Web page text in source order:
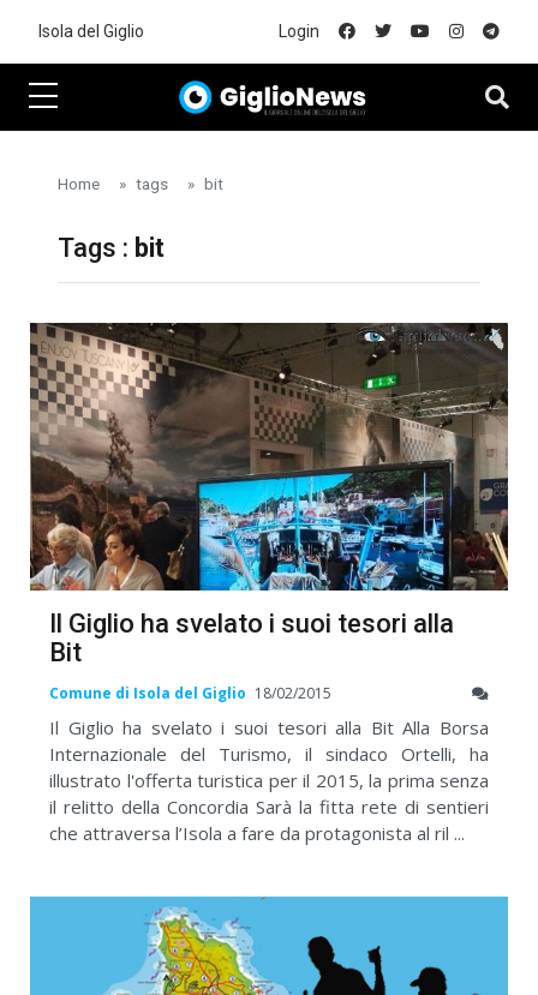
Isola del Giglio Login
Home tags bit
Tags : bit
Il Giglio ha svelato i suoi tesori alla
Bit
Comune di Isola del Giglio 18/02/2015
Il Giglio ha svelato i suoi tesori alla Bit Alla Borsa
Internazionale del Turismo, il sindaco Ortelli, ha
illustrato l'offerta turistica per il 2015, la prima senza
il relitto della Concordia Sarà la fitta rete di sentieri
che attraversa l’Isola a fare da protagonista al ril ...